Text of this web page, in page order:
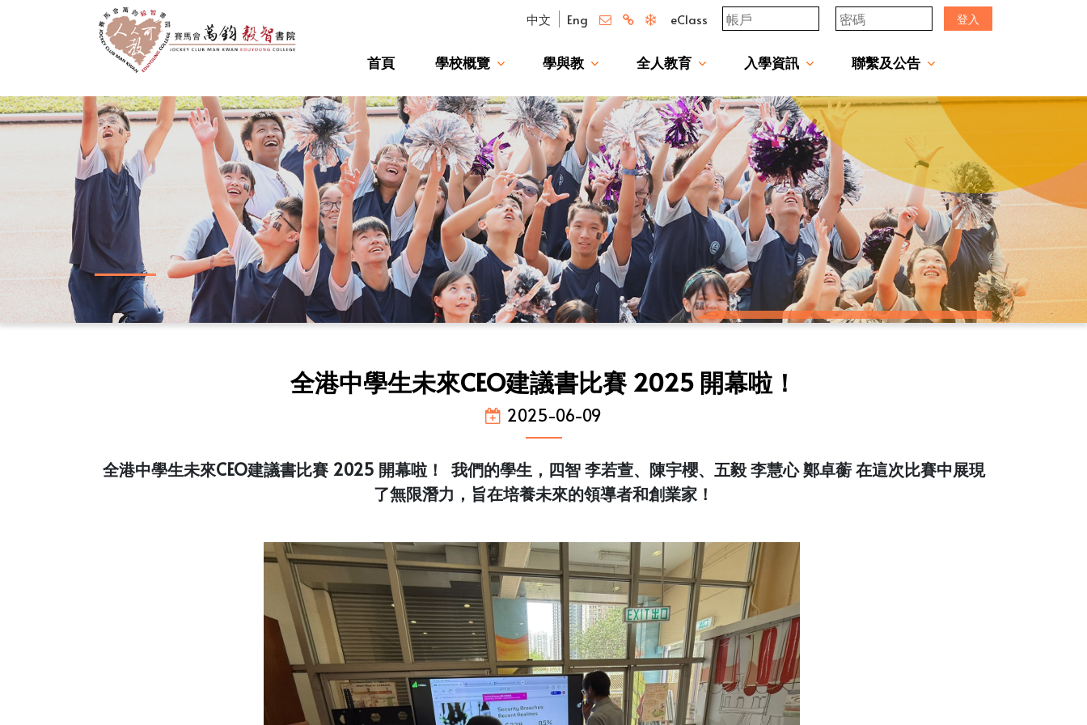
中文 Eng eClass 登入
首頁 學校概覽 學與教 全人教育 入學資訊 聯繫及公告
全港中學生未來CEO建議書比賽 2025 開幕啦！
2025-06-09
全港中學生未來CEO建議書比賽 2025 開幕啦！ 我們的學生，四智 李若萱、陳宇櫻、五毅 李慧心 鄭卓蘅 在這次比賽中展現
了無限潛力，旨在培養未來的領導者和創業家！